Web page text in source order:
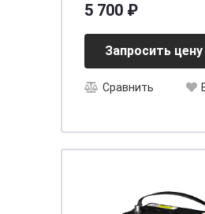
5 700 ₽
Запросить цену
Сравнить